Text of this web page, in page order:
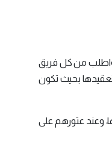
واطلب من كل فريق
تعقيدها بحيث تكون
وعند عثورهم على